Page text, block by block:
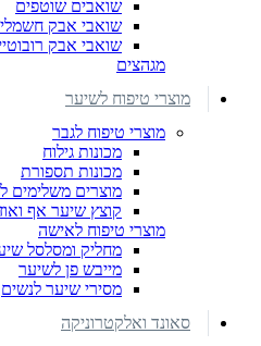
שואבים שוטפים
שואבי אבק
שואבי אבק
מגהצים
מוצרי טיפוח לשיער
מוצרי טיפוח לגבר
מכונות גילוח
מכונות תספורת
מוצרים משלימים
קוצץ שיער אף
מוצרי טיפוח לאישה
מחליק ומסלסל
מייבש פן לשיער
מסירי שיער לנשים
סאונד ואלקטרוניקה